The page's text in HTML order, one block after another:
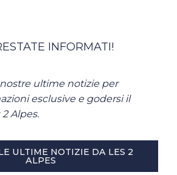
INFORMATI!
ultime notizie per
esclusive e godersi il
Alpes.
ULTIME NOTIZIE DA LES 2
ALPES